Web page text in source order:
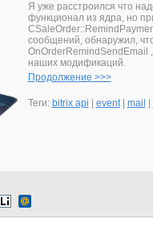
Я уже расстроился что
функционал из ядра, но
сообщений, обнаружил,
OnOrderRemindSendEmail
наших модификаций.
Продолжение >>>
Теги: bitrix api event| mail